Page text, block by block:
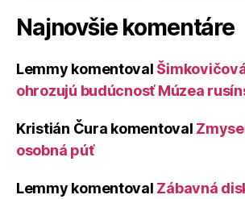
Najnovšie komentáre
Lemmy komentoval
ohrozujú budúcnosť Múzea
Kristián Čura komentoval
osobná púť
Lemmy komentoval Zábavná